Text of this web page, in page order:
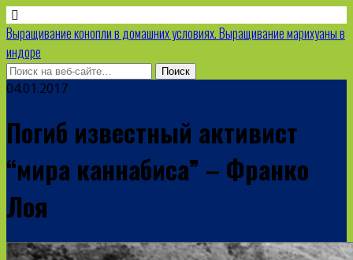
Выращивание конопли в домашних условиях. Выращивание марихуаны в
индоре
04.01.2017
Погиб известный активист
“мира каннабиса” – Франко
Лоя